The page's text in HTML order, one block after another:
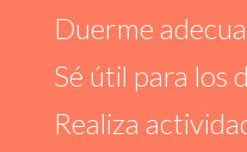
Duerme
Sé útil para los
Realiza